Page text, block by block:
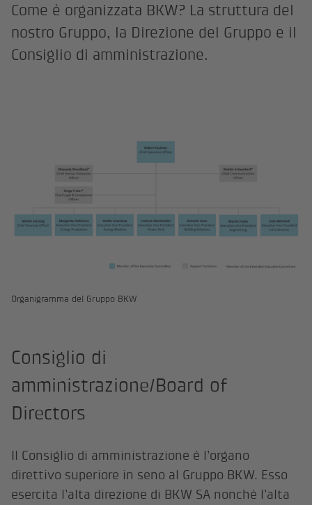
Come è organizzata BKW? La struttura del
nostro Gruppo, la Direzione del Gruppo e il
Consiglio di amministrazione.
Organigramma del Gruppo BKW
Consiglio di
amministrazione/Board of
Directors
Il Consiglio di amministrazione è l’organo
direttivo superiore in seno al Gruppo BKW. Esso
esercita l’alta direzione di BKW SA nonché l’alta